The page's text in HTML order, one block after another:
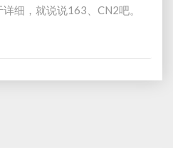
细，就说说163、CN2吧。